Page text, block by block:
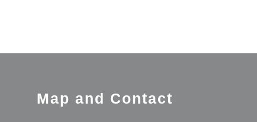
Map and Contact